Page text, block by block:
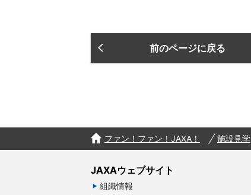
前のページに戻る
ファン！ファン！JAXA！ 施設見学
JAXAウェブサイト
組織情報